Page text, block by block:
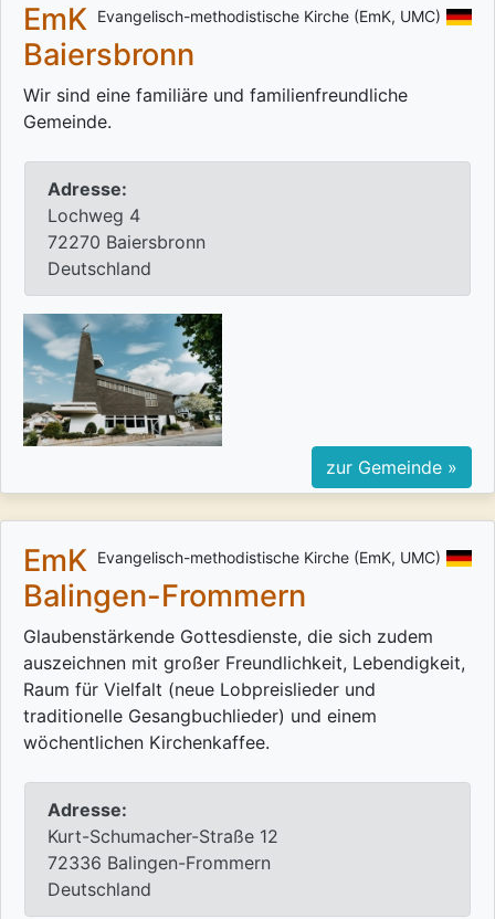
Evangelisch-methodistische Kirche (EmK, UMC)
EmK
Baiersbronn
Wir sind eine familiäre und familienfreundliche
Gemeinde.
Adresse:
Lochweg 4
72270 Baiersbronn
Deutschland
zur Gemeinde »
Evangelisch-methodistische Kirche (EmK, UMC)
EmK
Balingen-Frommern
Glaubenstärkende Gottesdienste, die sich zudem
auszeichnen mit großer Freundlichkeit, Lebendigkeit,
Raum für Vielfalt (neue Lobpreislieder und
traditionelle Gesangbuchlieder) und einem
wöchentlichen Kirchenkaffee.
Adresse:
Kurt-Schumacher-Straße 12
72336 Balingen-Frommern
Deutschland